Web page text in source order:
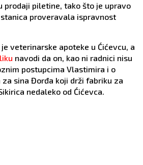
prodaji piletine, tako što je upravo
proveravala ispravnost
veterinarske apoteke u Ćićevcu, a
navodi da on, kao ni radnici nisu
postupcima Vlastimira i o
sina Đorđa koji drži fabriku za
nedaleko od Ćićevca.